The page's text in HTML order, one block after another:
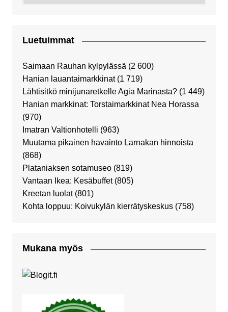
Luetuimmat
Saimaan Rauhan kylpylässä (2 600)
Hanian lauantaimarkkinat (1 719)
Lähtisitkö minijunaretkelle Agia Marinasta? (1 449)
Hanian markkinat: Torstaimarkkinat Nea Horassa
(970)
Imatran Valtionhotelli (963)
Muutama pikainen havainto Larnakan hinnoista
(868)
Plataniaksen sotamuseo (819)
Vantaan Ikea: Kesäbuffet (805)
Kreetan luolat (801)
Kohta loppuu: Koivukylän kierrätyskeskus (758)
Mukana myös